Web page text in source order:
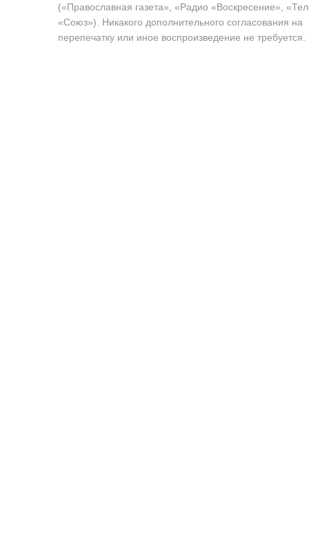
(«Православная газета», «Радио «Воскресение»,
«Союз»). Никакого дополнительного согласования на
перепечатку или иное воспроизведение не требуется.